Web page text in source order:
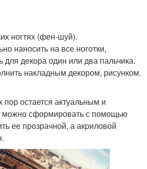
ногтях (фен-шуй).
наносить на все ноготки,
для декора один или два пальчика.
накладным декором, рисунком.
пор остается актуальным и
можно сформировать с помощью
ее прозрачной, а акриловой